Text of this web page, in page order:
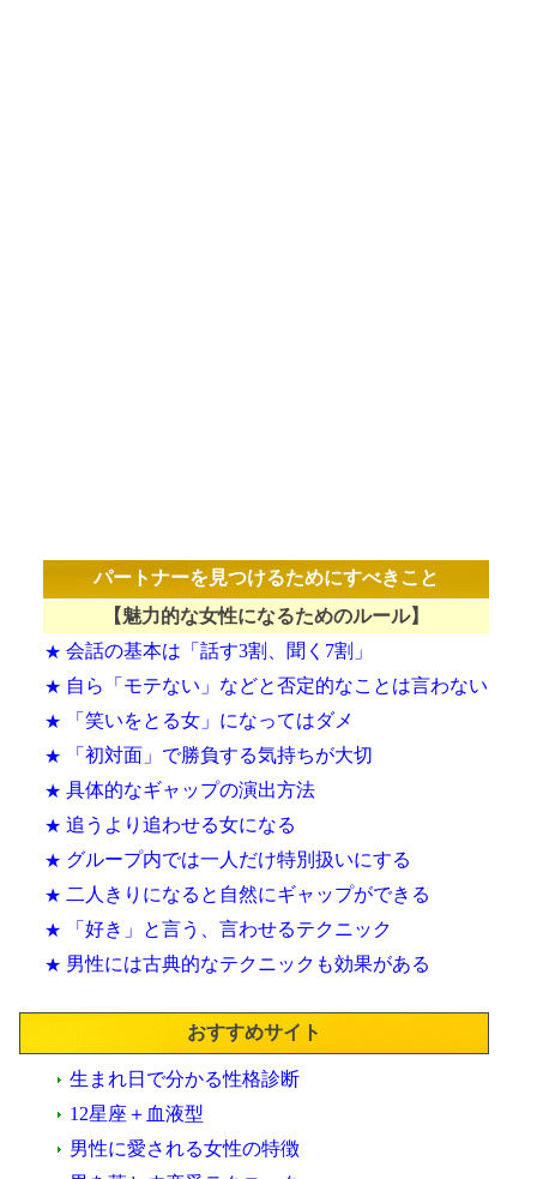
パートナーを見つけるためにすべきこと
【魅力的な女性になるためのルール】
★ 会話の基本は「話す3割、聞く7割」
★ 自ら「モテない」などと否定的なことは言わない
★
「笑いをとる女」になってはダメ
★
「初対面」で勝負する気持ちが大切
★ 具体的なギャップの演出方法
★ 追うより追わせる女になる
★ グループ内では一人だけ特別扱いにする
★ 二人きりになると自然にギャップができる
★
「好き」と言う、言わせるテクニック
★ 男性には古典的なテクニックも効果がある
おすすめサイト
生まれ日で分かる性格診断
12星座＋血液型
男性に愛される女性の特徴